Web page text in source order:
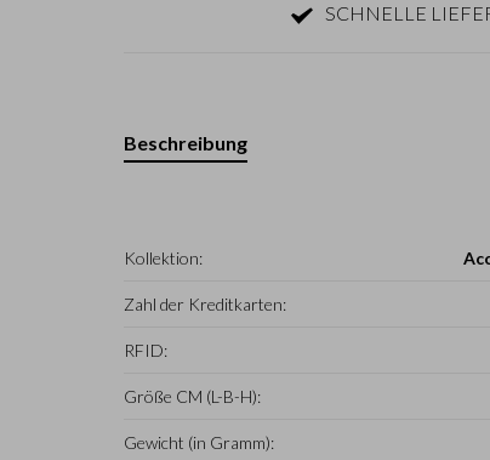
SCHNELLE
Beschreibung
Kollektion:
Zahl der Kreditkarten:
RFID:
Größe CM (L-B-H):
Gewicht (in Gramm):